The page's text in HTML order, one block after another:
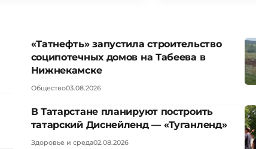
«Татнефть» запустила строительство
соципотечных домов на Табеева в
Нижнекамске
Общество03.08.2026
В Татарстане планируют построить
татарский Диснейленд — «Туганленд»
Здоровье и среда02.08.2026